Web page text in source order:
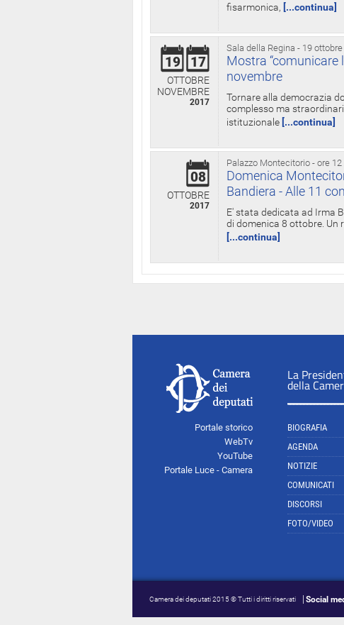
fisarmonica, [...continua]
Sala della Regina - 19 ottobre
19 17
OTTOBRE
NOVEMBRE
2017
Mostra “comunicare
novembre
Tornare alla democrazia
complesso ma
istituzionale [...continua]
Palazzo Montecitorio - ore 12
08
OTTOBRE
2017
Domenica
Bandiera - Alle 11
E' stata dedicata ad Irma
di domenica 8 ottobre. Un
[...continua]
Portale storico
WebTv
YouTube
Portale Luce - Camera
La
della
BIOGRAFIA
AGENDA
NOTIZIE
COMUNICATI
DISCORSI
FOTO/VIDEO
Camera dei deputati 2015 © Tutti i diritti riservati Social